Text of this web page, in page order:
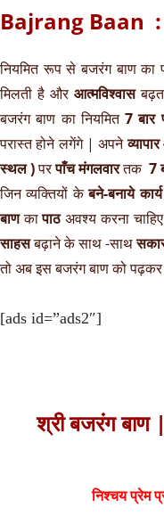
Bajrang Baan :
नियमित रूप से बजरंग बाण
मिलती है और आत्मविश्वास
बजरंग बाण का नियमित7 बार
परास्त होने लगेंगे | अपने
स्थल )परपाँच मंगलवारतक 7
जिन व्यक्तियों केबने-बनाये कार्य
बाणकापाठअवश्य करना
साहसबढ़ाने के साथ -साथ
तो अब इस बजरंग बाण को
[ads id=”ads2″]
श्री बजरंग
निश्चय प्रेम